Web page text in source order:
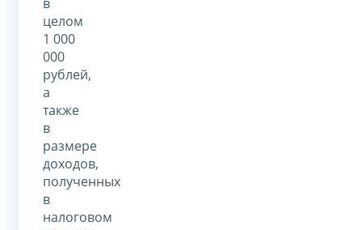
целом
1 000
000
рублей,
а
также
в
размере
доходов,
полученных
в
налоговом